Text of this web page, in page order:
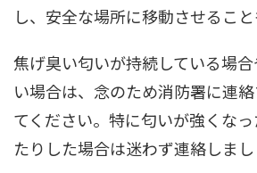
し、安全な場所に移動させること
焦げ臭い匂いが持続している場
い場合は、念のため消防署に連
てください。特に匂いが強くな
たりした場合は迷わず連絡しまし